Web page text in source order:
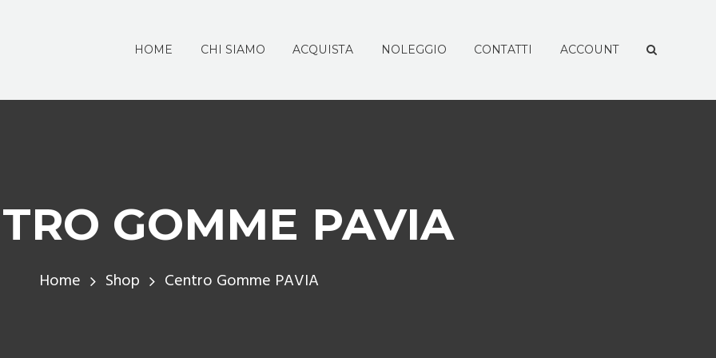
HOME CHI SIAMO ACQUISTA NOLEGGIO CONTATTI ACCOUNT
GOMME PAVIA
Home Shop Centro Gomme PAVIA